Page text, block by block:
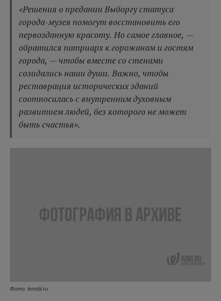
«Решения о предании Выборгу статуса
города-музея помогут восстановить его
первозданную красоту. Но самое главное, —
обратился патриарх к горожанам и гостям
города, — чтобы вместе со стенами
созидались наши души. Важно, чтобы
реставрация исторических зданий
соотносилась с внутренним духовным
развитием людей, без которого не может
быть счастья».
Фото: lenobl.ru